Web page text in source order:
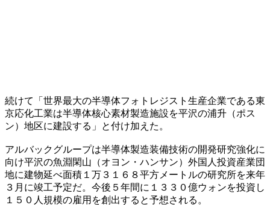
続けて「世界最大の半導体フォトレジスト生産企業である東
京応化工業は半導体核心素材製造施設を平沢の浦升（ポス
ン）地区に建設する」と付け加えた。
アルバックグループは半導体製造装備技術の開発研究強化に
向け平沢の魚淵閑山（オヨン・ハンサン）外国人投資産業団
地に建物延べ面積１万３１６８平方メートルの研究所を来年
３月に竣工予定だ。今後５年間に１３３０億ウォンを投資し
１５０人規模の雇用を創出すると予想される。